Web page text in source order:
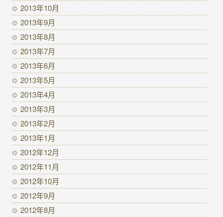
2013年10月
2013年9月
2013年8月
2013年7月
2013年6月
2013年5月
2013年4月
2013年3月
2013年2月
2013年1月
2012年12月
2012年11月
2012年10月
2012年9月
2012年8月